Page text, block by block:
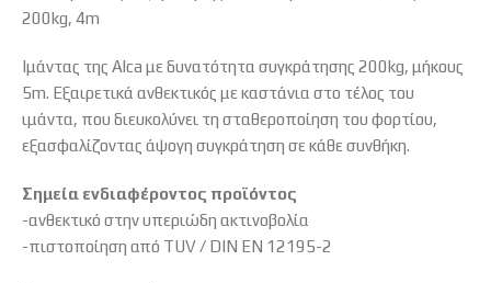
200kg, 4m
Ιμάντας της Alca με δυνατότητα συγκράτησης 200kg, μήκους
5m. Εξαιρετικά ανθεκτικός με καστάνια στο τέλος του
ιμάντα, που διευκολύνει τη σταθεροποίηση του φορτίου,
εξασφαλίζοντας άψογη συγκράτηση σε κάθε συνθήκη.
Σημεία ενδιαφέροντος προϊόντος
-ανθεκτικό στην υπεριώδη ακτινοβολία
-πιστοποίηση από TUV / DIN EN 12195-2